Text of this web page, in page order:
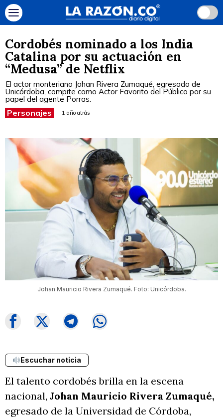
Cordobés nominado a los India
Catalina por su actuación en
“Medusa” de Netflix
El actor monteriano Johan Rivera Zumaqué, egresado de
Unicórdoba, compite como Actor Favorito del Público por su
papel del agente Porras.
Personajes 1 año atrás
Johan Mauricio Rivera Zumaqué. Foto: Unicórdoba.
Escuchar noticia
El talento cordobés brilla en la escena
nacional, Johan Mauricio Rivera Zumaqué,
egresado de la Universidad de Córdoba,